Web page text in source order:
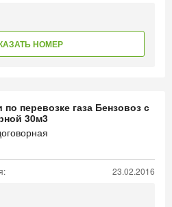
НОМЕР
по перевозке газа Бензовоз с
30м3
23.02.2016